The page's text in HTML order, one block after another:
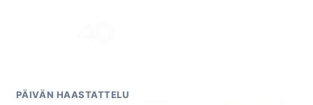
PÄIVÄN HAASTATTELU